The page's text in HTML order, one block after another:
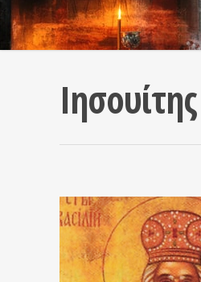
Ιησουίτης